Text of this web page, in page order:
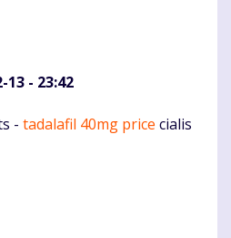
13 - 23:42
- tadalafil 40mg price cialis